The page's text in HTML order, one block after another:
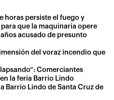
horas persiste el fuego y
que la maquinaria opere
acusado de presunto
del voraz incendio que
Comerciantes
la feria Barrio Lindo
Barrio Lindo de Santa Cruz de